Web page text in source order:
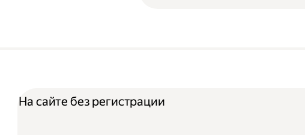
На сайте без регистрации